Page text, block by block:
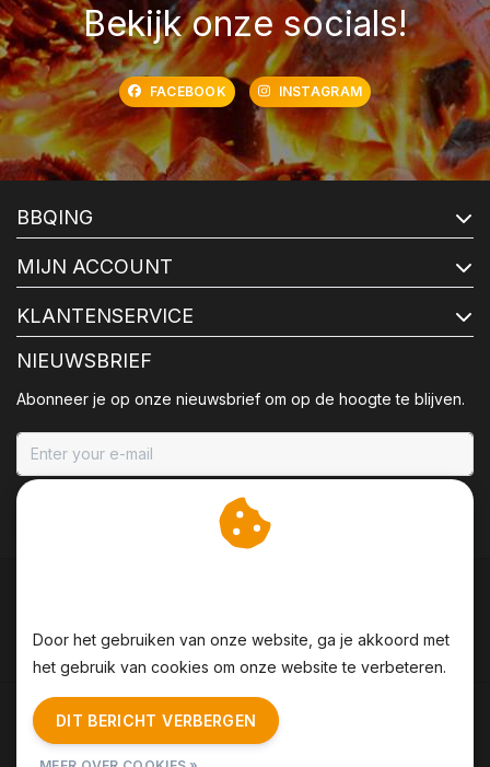
Bekijk onze socials!
FACEBOOK INSTAGRAM
BBQING
MIJN ACCOUNT
KLANTENSERVICE
NIEUWSBRIEF
Abonneer je op onze nieuwsbrief om op de hoogte te blijven.
Algemene voorwaarden | Disclaimer
Sitemap
| RSS Feed
Door het gebruiken van onze website, ga je akkoord met
het gebruik van cookies om onze website te verbeteren.
DIT BERICHT VERBERGEN